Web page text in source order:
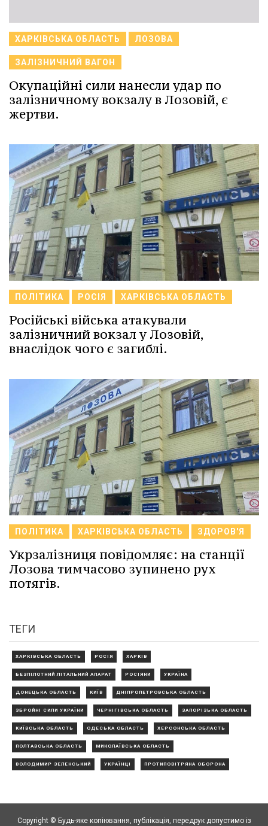
ХАРКІВСЬКА ОБЛАСТЬ ЛОЗОВА
ЗАЛІЗНИЧНИЙ ВАГОН
Окупаційні сили нанесли удар по
залізничному вокзалу в Лозовій, є
жертви.
ПОЛІТИКА РОСІЯ ХАРКІВСЬКА ОБЛАСТЬ
Російські війська атакували
залізничний вокзал у Лозовій,
внаслідок чого є загиблі.
ПОЛІТИКА ХАРКІВСЬКА ОБЛАСТЬ ЗДОРОВ'Я
Укрзалізниця повідомляє: на станції
Лозова тимчасово зупинено рух
потягів.
ТЕГИ
ХАРКІВСЬКА ОБЛАСТЬ РОСІЯ ХАРКІВ
БЕЗПІЛОТНИЙ ЛІТАЛЬНИЙ АПАРАТ РОСІЯНИ УКРАЇНА
ДОНЕЦЬКА ОБЛАСТЬ КИЇВ ДНІПРОПЕТРОВСЬКА ОБЛАСТЬ
ЗБРОЙНІ СИЛИ УКРАЇНИ ЧЕРНІГІВСЬКА ОБЛАСТЬ ЗАПОРІЗЬКА ОБЛАСТЬ
КИЇВСЬКА ОБЛАСТЬ ОДЕСЬКА ОБЛАСТЬ ХЕРСОНСЬКА ОБЛАСТЬ
ПОЛТАВСЬКА ОБЛАСТЬ МИКОЛАЇВСЬКА ОБЛАСТЬ
ВОЛОДИМИР ЗЕЛЕНСЬКИЙ УКРАЇНЦІ ПРОТИПОВІТРЯНА ОБОРОНА
Copyright © Будь-яке копiювання, публiкацiя, передрук допустимо із